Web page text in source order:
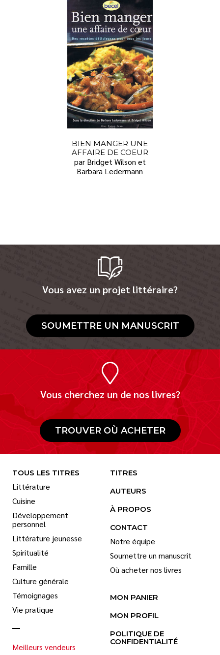
BIEN MANGER UNE
AFFAIRE DE COEUR
par Bridget Wilson et
Barbara Ledermann
Vous avez un projet littéraire?
SOUMETTRE UN MANUSCRIT
Vous cherchez un de nos livres?
TROUVER OÙ ACHETER
TOUS LES TITRES
Littérature
Cuisine
Développement
personnel
Littérature jeunesse
Spiritualité
Famille
Culture générale
Témoignages
Vie pratique
Meilleurs vendeurs
TITRES
AUTEURS
À PROPOS
CONTACT
Notre équipe
Soumettre un manuscrit
Où acheter nos livres
MON PANIER
MON PROFIL
POLITIQUE DE
CONFIDENTIALITÉ